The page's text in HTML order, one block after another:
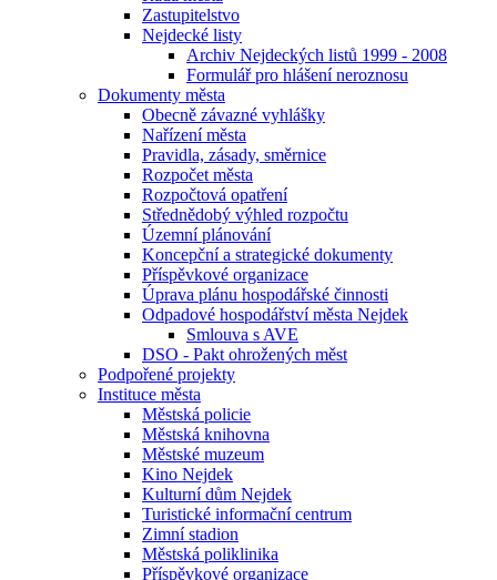
Zastupitelstvo
Nejdecké listy
Archiv Nejdeckých listů 1999 - 2008
Formulář pro hlášení neroznosu
Dokumenty města
Obecně závazné vyhlášky
Nařízení města
Pravidla, zásady, směrnice
Rozpočet města
Rozpočtová opatření
Střednědobý výhled rozpočtu
Územní plánování
Koncepční a strategické dokumenty
Příspěvkové organizace
Úprava plánu hospodářské činnosti
Odpadové hospodářství města Nejdek
Smlouva s AVE
DSO - Pakt ohrožených měst
Podpořené projekty
Instituce města
Městská policie
Městská knihovna
Městské muzeum
Kino Nejdek
Kulturní dům Nejdek
Turistické informační centrum
Zimní stadion
Městská poliklinika
Příspěvkové organizace